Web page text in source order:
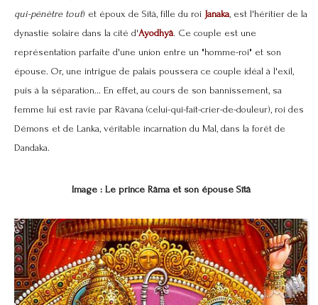
qui-pénètre tout) et époux de Sîtâ, fille du roi Janaka, est l'héritier de la
dynastie solaire dans la cité d'Ayodhyâ. Ce couple est une
représentation parfaite d'une union entre un "homme-roi" et son
épouse. Or, une intrigue de palais poussera ce couple idéal à l'exil,
puis à la séparation... En effet, au cours de son bannissement, sa
femme lui est ravie par Râvana (celui-qui-fait-crier-de-douleur), roi des
Démons et de Lanka, véritable incarnation du Mal, dans la forêt de
Dandaka.
Image : Le prince Râma et son épouse Sîtâ